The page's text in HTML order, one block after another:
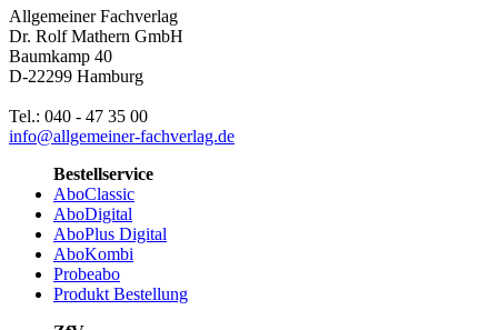
Allgemeiner Fachverlag
Dr. Rolf Mathern GmbH
Baumkamp 40
D-22299 Hamburg
Tel.: 040 - 47 35 00
info@allgemeiner-fachverlag.de
Bestellservice
AboClassic
AboDigital
AboPlus Digital
AboKombi
Probeabo
Produkt Bestellung